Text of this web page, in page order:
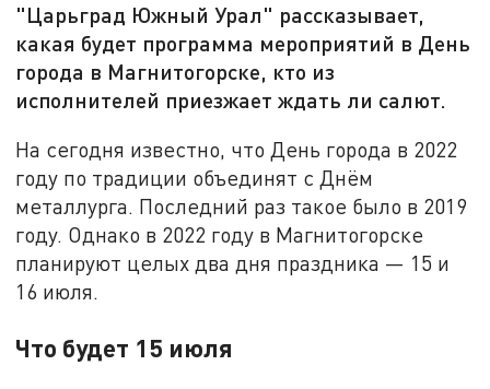
"Царьград Южный Урал" рассказывает,
какая будет программа мероприятий в День
города в Магнитогорске, кто из
исполнителей приезжает ждать ли салют.
На сегодня известно, что День города в 2022
году по традиции объединят с Днём
металлурга. Последний раз такое было в 2019
году. Однако в 2022 году в Магнитогорске
планируют целых два дня праздника — 15 и
16 июля.
Что будет 15 июля